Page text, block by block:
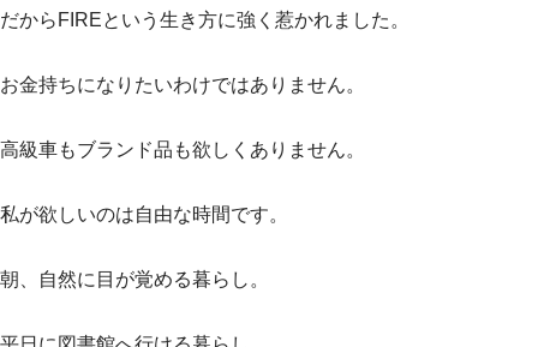
だからFIREという生き方に強く惹かれました。
お金持ちになりたいわけではありません。
高級車もブランド品も欲しくありません。
私が欲しいのは自由な時間です。
朝、自然に目が覚める暮らし。